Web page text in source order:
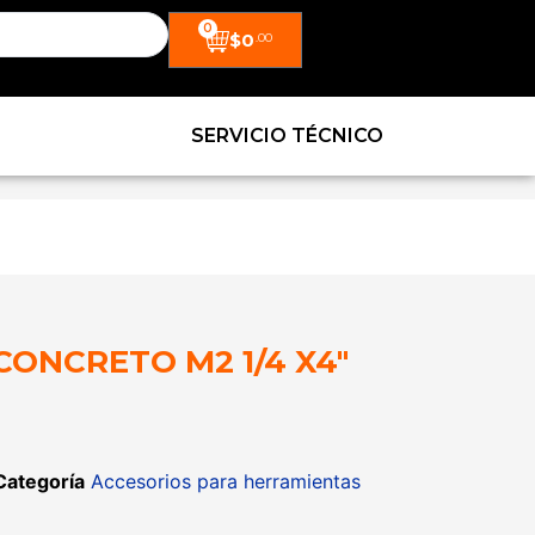
$0.00
0
SERVICIO TÉCNICO
M2 1/4 X4″
Accesorios para herramientas